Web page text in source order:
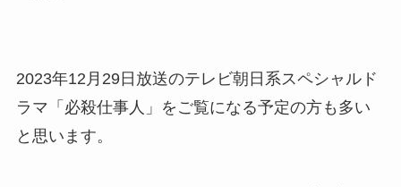
2023年12月29日放送のテレビ朝日系スペシャルド
ラマ「必殺仕事人」をご覧になる予定の方も多い
と思います。